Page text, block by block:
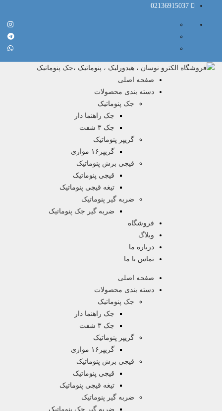
02136915037
صفحه اصلی
دسته بندی محصولات
جک پنوماتیک
جک راهنما دار
جک ۳ شفت
گریپر پنوماتیک
گریپر۱۶ موازی
قیچی برش پنوماتیک
قیچی پنوماتیک
تیغه قیچی پنوماتیک
ضربه گیر پنوماتیک
ضربه گیر جک پنوماتیک
فروشگاه
وبلاگ
درباره ما
تماس با ما
صفحه اصلی
دسته بندی محصولات
جک پنوماتیک
جک راهنما دار
جک ۳ شفت
گریپر پنوماتیک
گریپر۱۶ موازی
قیچی برش پنوماتیک
قیچی پنوماتیک
تیغه قیچی پنوماتیک
ضربه گیر پنوماتیک
ضربه گیر جک پنوماتیک